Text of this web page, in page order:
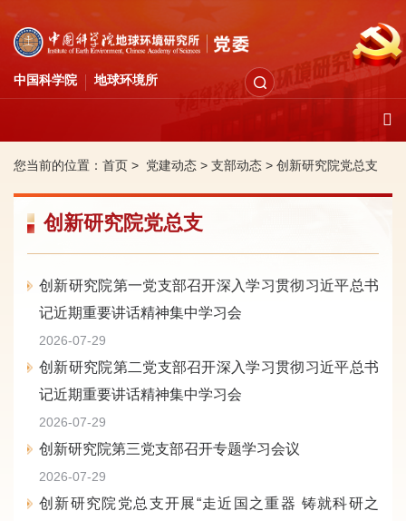
中国科学院 地球环境所
您当前的位置： 首页 > 党建动态 > 支部动态 > 创新研究院党总支
创新研究院党总支
创新研究院第一党支部召开深入学习贯彻习近平总书
记近期重要讲话精神集中学习会
2026-07-29
创新研究院第二党支部召开深入学习贯彻习近平总书
记近期重要讲话精神集中学习会
2026-07-29
创新研究院第三党支部召开专题学习会议
2026-07-29
创新研究院党总支开展“走近国之重器 铸就科研之